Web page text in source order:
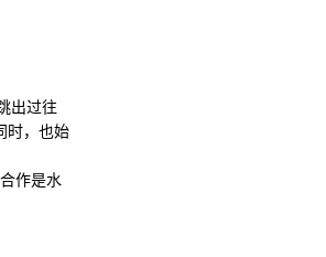
出过往
时，也始
作是水